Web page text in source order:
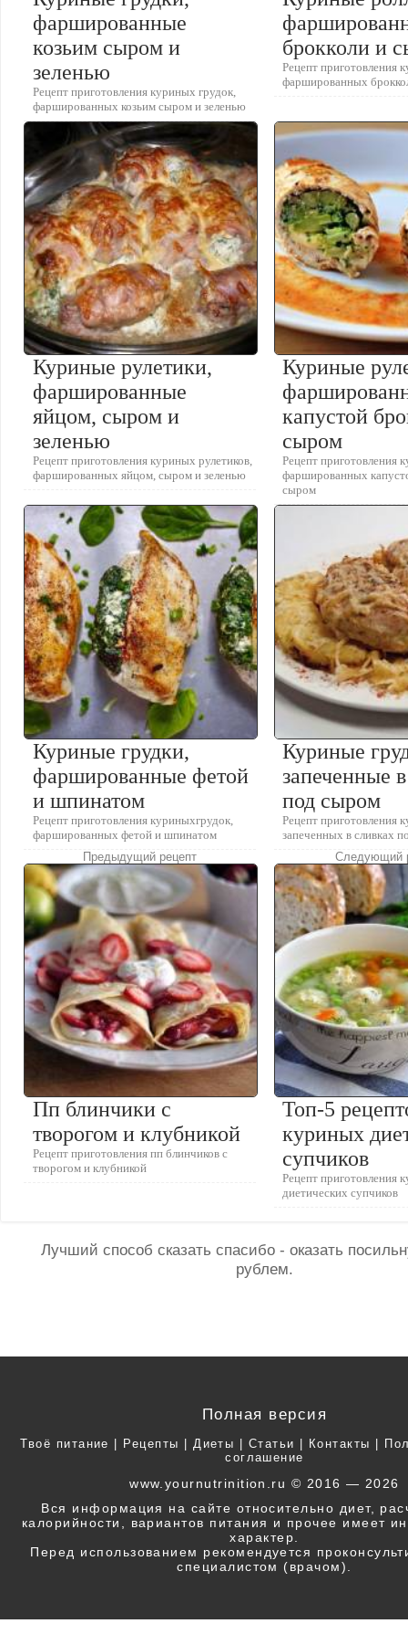
фаршированные
козьим сыром и
зеленью
Рецепт приготовления куриных грудок,
фаршированных козьим сыром и зеленью
брокколи и
Рецепт приготовления
фаршированных
Куриные рулетики,
фаршированные
яйцом, сыром и
зеленью
Рецепт приготовления куриных рулетиков,
фаршированных яйцом, сыром и зеленью
Куриные
капустой
сыром
Рецепт приготовления
фаршированных
сыром
Куриные грудки,
фаршированные фетой
и шпинатом
Рецепт приготовления куриныхгрудок,
фаршированных фетой и шпинатом
Куриные
запеченные
под сыром
Рецепт приготовления
запеченных в сливках
Предыдущий рецепт
Пп блинчики с
творогом и клубникой
Рецепт приготовления пп блинчиков с
творогом и клубникой
Следующий
Топ-5
куриных
супчиков
Рецепт приготовления
диетических супчиков
Лучший способ сказать спасибо - оказать
рублем.
Полная версия
Твоё питание | Рецепты | Диеты | Статьи | Контакты |
соглашение
www.yournutrinition.ru © 2016 — 2026
Вся информация на сайте относительно диет,
калорийности, вариантов питания и прочее имеет
характер.
Перед использованием рекомендуется
специалистом (врачом).